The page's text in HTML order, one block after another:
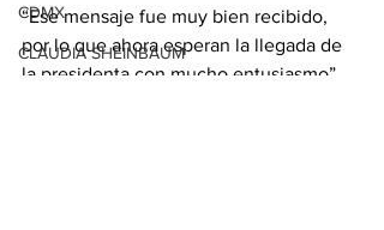
CDMX
CLAUDIA SHEINBAUM
“Ese mensaje fue muy bien recibido,
por lo que ahora esperan la llegada de
la presidenta con mucho entusiasmo”,